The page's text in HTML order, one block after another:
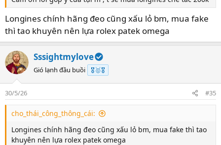
Longines chính hãng đeo cũng xấu lỏ bm, mua fake
thì tao khuyên nên lựa rolex patek omega
Sssightmylove
Gió lạnh đầu buồi 🎖️🥇🎖️
30/5/26 #35
cho_thái_công_thông_cái:
Longines chính hãng đeo cũng xấu lỏ bm, mua fake thì tao
khuyên nên lựa rolex patek omega